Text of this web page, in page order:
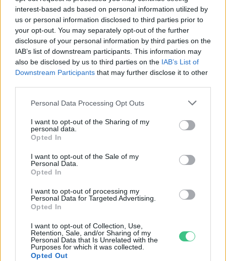
interest-based ads based on personal information utilized by
us or personal information disclosed to third parties prior to
your opt-out. You may separately opt-out of the further
disclosure of your personal information by third parties on the
IAB’s list of downstream participants. This information may
also be disclosed by us to third parties on the IAB’s List of
Downstream Participants that may further disclose it to other
Personal Data Processing Opt Outs
I want to opt-out of the Sharing of my
personal data.
Opted In
I want to opt-out of the Sale of my
Personal Data.
Opted In
I want to opt-out of processing my
Personal Data for Targeted Advertising.
Opted In
I want to opt-out of Collection, Use,
Retention, Sale, and/or Sharing of my
Personal Data that Is Unrelated with the
Purposes for which it was collected.
Opted Out
Magyarország tele van gyönyörű növényekkel, így arborétumokkal
is. A jó idő beköszöntével érdemes minél többet felkeresni.
Születésnapi programokkal várja a
hétvégén a közönséget a 160 éves
Fővárosi Állatkert
ÉLŐ BOLYGÓNK